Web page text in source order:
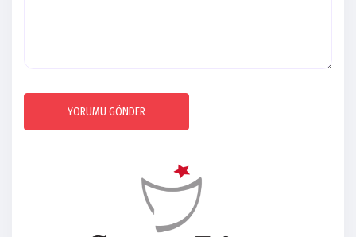
YORUMU GÖNDER